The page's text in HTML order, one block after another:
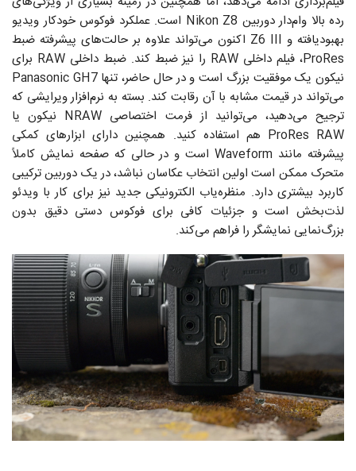
رده بالا وام‌دار دوربین Nikon Z8 است. عملکرد فوکوس خودکار ویدیو
بهبودیافته و Z6 III اکنون می‌تواند علاوه بر حالت‌های پیشرفته ضبط
ProRes، فیلم داخلی RAW را نیز ضبط کند. ضبط داخلی RAW برای
نیکون یک موفقیت بزرگ است و در حال حاضر، تنها Panasonic GH7
می‌تواند در قیمت مشابه با آن رقابت کند. بسته به نرم‌افزار ویرایشی که
ترجیح می‌دهید، می‌توانید از فرمت اختصاصی NRAW نیکون یا
ProRes RAW هم استفاده کنید. همچنین دارای ابزارهای کمکی
پیشرفته مانند Waveform است و در حالی که صفحه نمایش کاملاً
متحرک ممکن است اولین انتخاب عکاسان نباشد، در یک دوربین ترکیبی
کاربرد بیشتری دارد. منظره‌یاب الکترونیکی جدید نیز برای کار با ویدئو
لذت‌بخش است و جزئیات کافی برای فوکوس دستی دقیق بدون
بزرگ‌نمایی نمایشگر را فراهم می‌کند.